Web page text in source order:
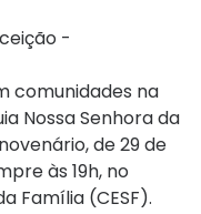
-
comunidades na
Nossa Senhora da
de 29 de
às 19h, no
Família (CESF).